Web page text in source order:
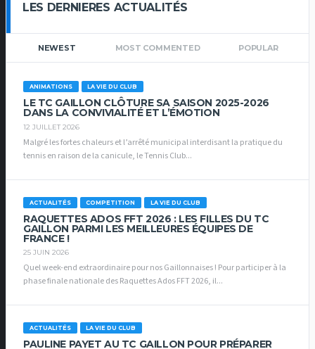
LES DERNIERES ACTUALITÉS
NEWEST MOST COMMENTED POPULAR
ANIMATIONS LA VIE DU CLUB
LE TC GAILLON CLÔTURE SA SAISON 2025-2026
DANS LA CONVIVIALITÉ ET L’ÉMOTION
12 JUILLET 2026
Malgré les fortes chaleurs et l’arrêté municipal interdisant la pratique du
tennis en raison de la canicule, le Tennis Club...
ACTUALITÉS COMPETITION LA VIE DU CLUB
RAQUETTES ADOS FFT 2026 : LES FILLES DU TC
GAILLON PARMI LES MEILLEURES ÉQUIPES DE
FRANCE !
25 JUIN 2026
Quel week-end extraordinaire pour nos Gaillonnaises ! Pour participer à la
phase finale nationale des Raquettes Ados FFT 2026, il...
ACTUALITÉS LA VIE DU CLUB
PAULINE PAYET AU TC GAILLON POUR PRÉPARER